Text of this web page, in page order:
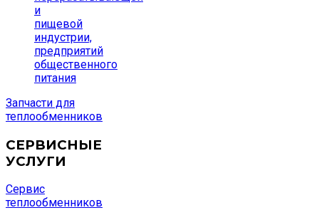
и
пищевой
индустрии,
предприятий
общественного
питания
Запчасти для
теплообменников
СЕРВИСНЫЕ
УСЛУГИ
Сервис
теплообменников